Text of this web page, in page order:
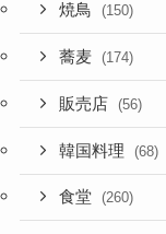
焼鳥 (150)
蕎麦 (174)
販売店 (56)
韓国料理 (68)
食堂 (260)